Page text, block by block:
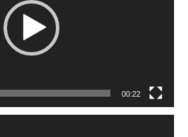
00:22